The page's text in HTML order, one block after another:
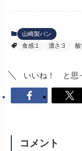
山崎製パン
食感:1
濃さ:3
いいね！ と思
コメント